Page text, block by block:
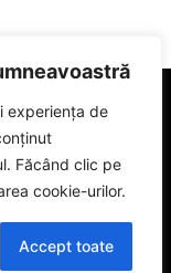
experiența de
Făcând clic pe
cookie-urilor.
Accept toate
rezervate.